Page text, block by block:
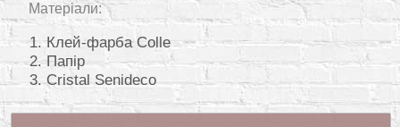
Питання-відповідь
Про нас
Контакти
Матеріали:
Клей-фарба Colle
Папір
Cristal Senideco